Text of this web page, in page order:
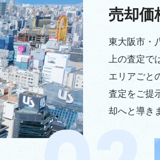
売却価
東大阪市・
上の査定
エリアごと
査定をご提
却へと導き